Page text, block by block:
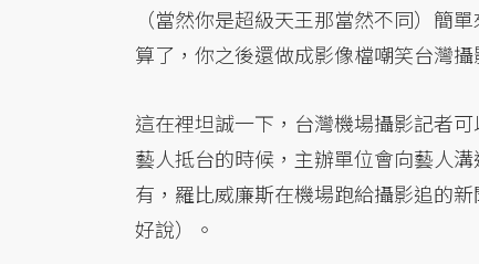
（當然你是超級天王那當然不同）簡
算了，你之後還做成影像檔嘲笑台灣
這在裡坦誠一下，台灣機場攝影記者
藝人抵台的時候，主辦單位會向藝人
有，羅比威廉斯在機場跑給攝影追的
好說）。